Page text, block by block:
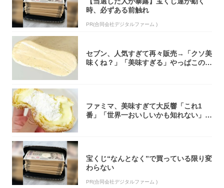
時、必ずある前触れ
PR(合同会社デジタルファーム )
セブン、人気すぎて再々販売→「クソ美
味くね？」「美味すぎる」やっぱこのク
ファミマ、美味すぎて大反響「これ1
番」「世界一おいしいかも知れない」
宝くじ“なんとなく”で買っている限り変
わらない
PR(合同会社デジタルファーム )